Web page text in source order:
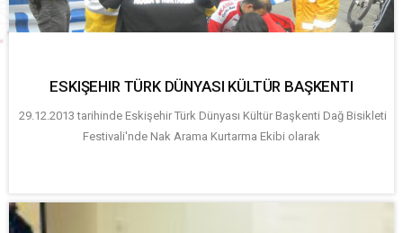
ESKIŞEHIR TÜRK DÜNYASI KÜLTÜR BAŞKENTI
29.12.2013 tarihinde Eskişehir Türk Dünyası Kültür Başkenti Dağ Bisikleti
Festivali'nde Nak Arama Kurtarma Ekibi olarak